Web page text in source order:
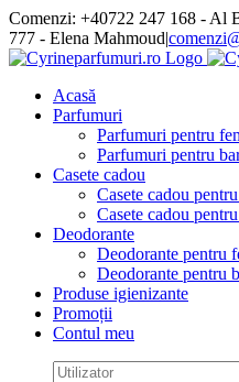
Skip
to
content
Comenzi: +40722 247 168 - Al
777 - Elena Mahmoud|
Facebook
Acasă
Parfumuri
Parfumuri pentru
Parfumuri pentru
Casete cadou
Casete cadou
Casete cadou
Deodorante
Deodorante pentru
Deodorante pentru
Produse igienizante
Promoții
Contul meu